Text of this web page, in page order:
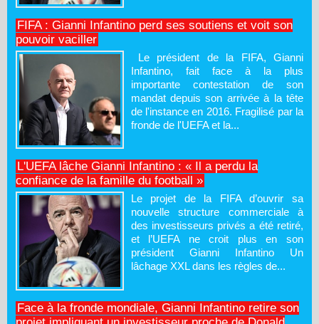
FIFA : Gianni Infantino perd ses soutiens et voit son
pouvoir vaciller
Le président de la FIFA, Gianni
Infantino, fait face à la plus
importante contestation de son
mandat depuis son arrivée à la tête
de l'instance en 2016. Fragilisé par la
fronde de l'UEFA et la...
L'UEFA lâche Gianni Infantino : « Il a perdu la
confiance de la famille du football »
Le projet de la FIFA d’ouvrir sa
nouvelle structure commerciale à
des investisseurs privés a été retiré,
et l’UEFA ne croit plus en son
président Gianni Infantino Un
lâchage XXL dans les règles de...
Face à la fronde mondiale, Gianni Infantino retire son